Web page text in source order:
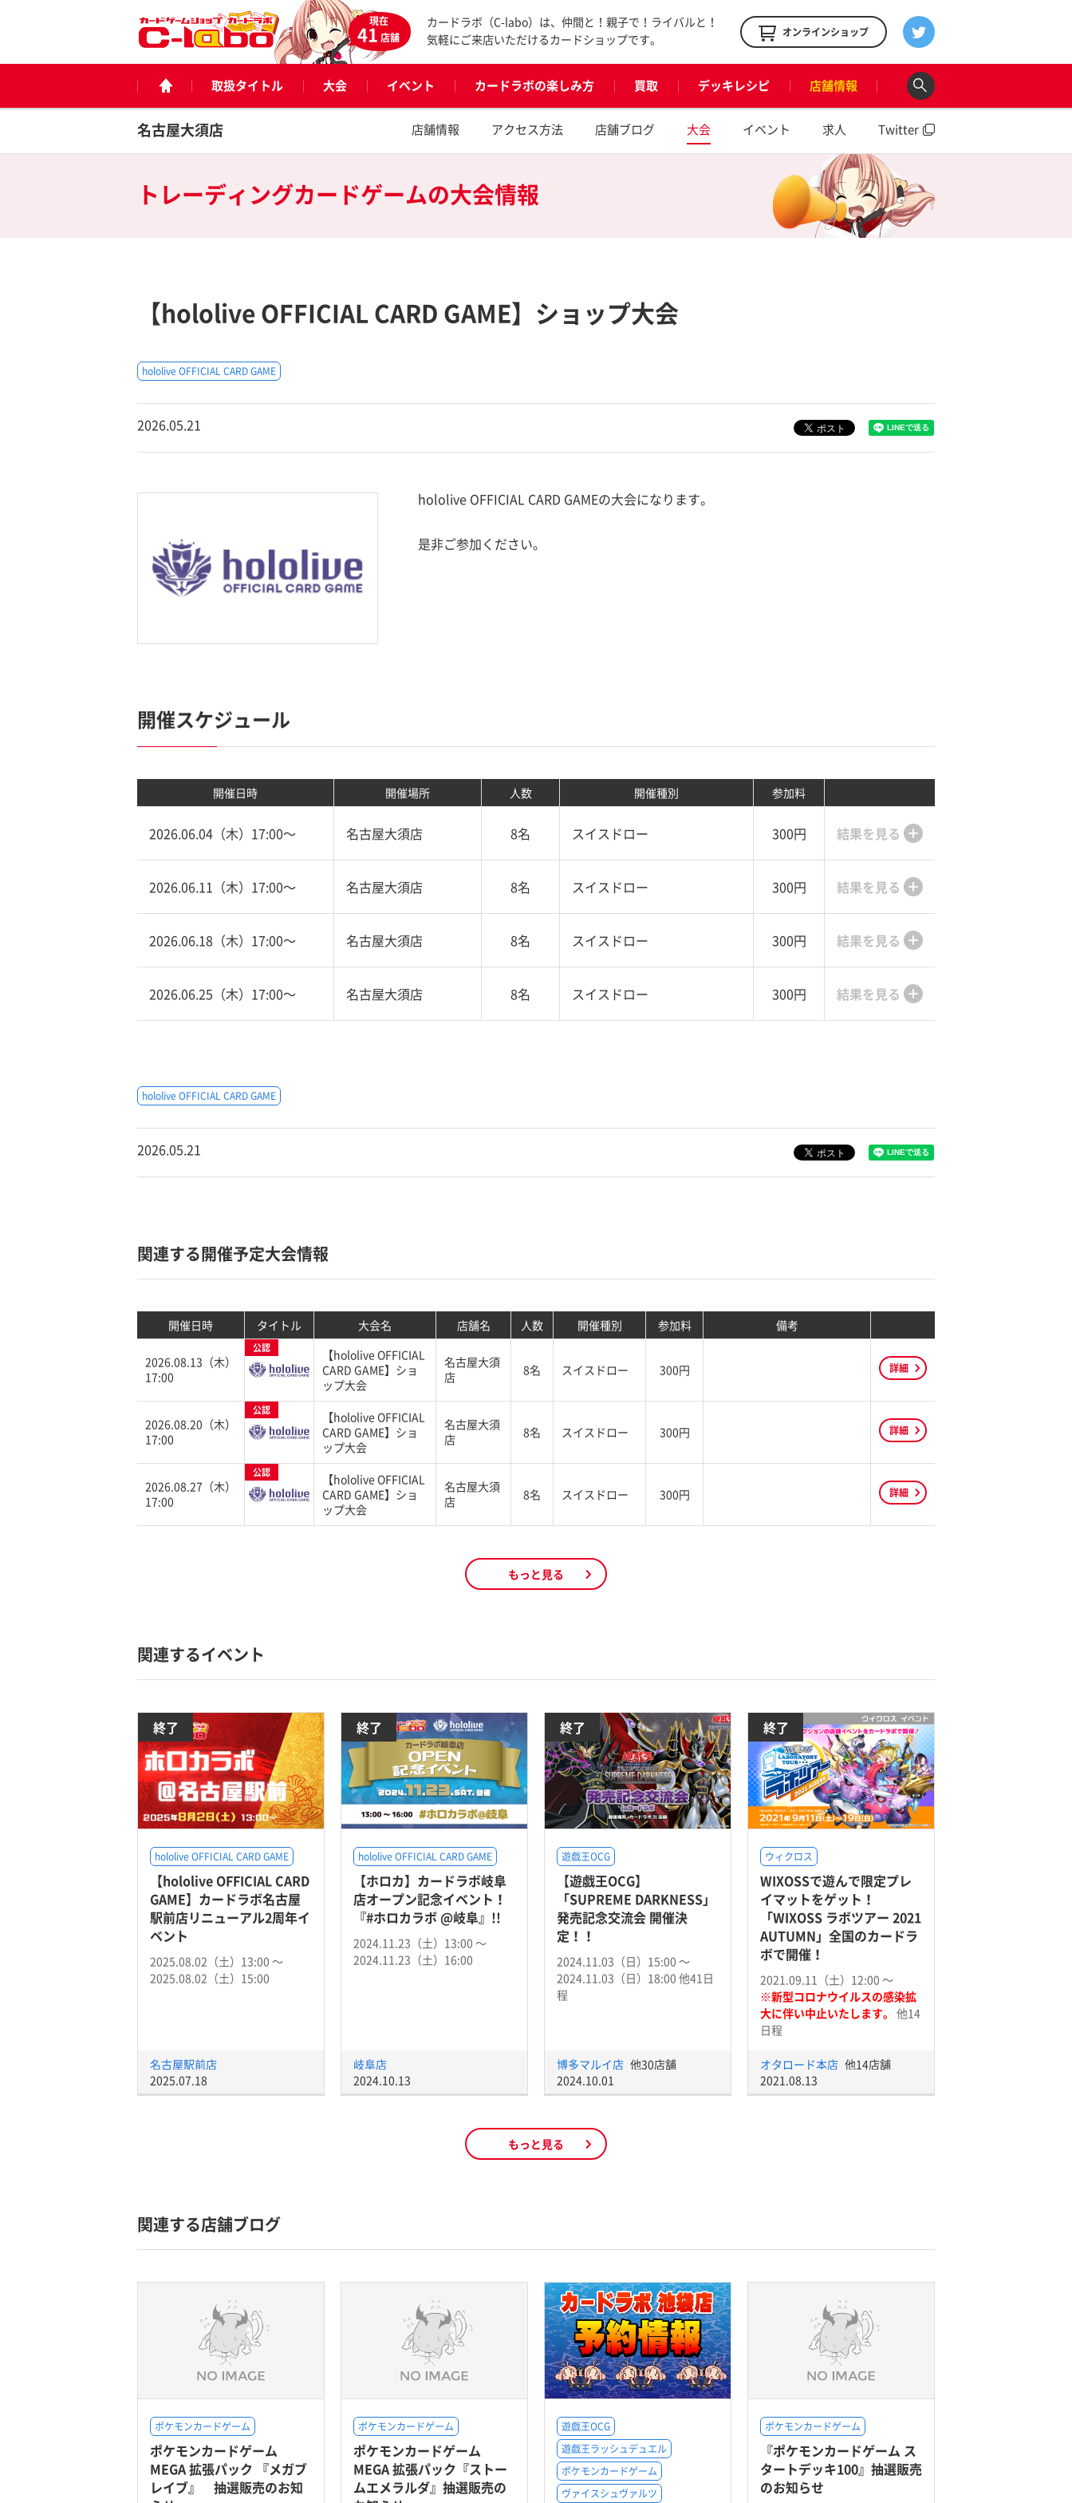
現在
41店舗
カードラボ（C-labo）は、仲間と！親子で！ライバルと！
気軽にご来店いただけるカードショップです。
オンラインショップ
取扱タイトル 大会 イベント カードラボの楽しみ方 買取 デッキレシピ 店舗情報
名古屋大須店 店舗情報 アクセス方法 店舗ブログ 大会 イベント 求人 Twitter
トレーディングカードゲームの大会情報
【hololive OFFICIAL CARD GAME】ショップ大会
hololive OFFICIAL CARD GAME
2026.05.21
hololive OFFICIAL CARD GAMEの大会になります。
是非ご参加ください。
開催スケジュール
開催日時 開催場所 人数 開催種別 参加料
2026.06.04（木）17:00〜 名古屋大須店 8名 スイスドロー 300円 結果を見る
2026.06.11（木）17:00〜 名古屋大須店 8名 スイスドロー 300円 結果を見る
2026.06.18（木）17:00〜 名古屋大須店 8名 スイスドロー 300円 結果を見る
2026.06.25（木）17:00〜 名古屋大須店 8名 スイスドロー 300円 結果を見る
hololive OFFICIAL CARD GAME
2026.05.21
関連する開催予定大会情報
開催日時 タイトル 大会名 店舗名 人数 開催種別 参加料 備考
2026.08.13（木）
17:00
公認
【hololive OFFICIAL
CARD GAME】ショ
ップ大会
名古屋大須
店
8名 スイスドロー 300円 詳細
2026.08.20（木）
17:00
公認
【hololive OFFICIAL
CARD GAME】ショ
ップ大会
名古屋大須
店
8名 スイスドロー 300円 詳細
2026.08.27（木）
17:00
公認
【hololive OFFICIAL
CARD GAME】ショ
ップ大会
名古屋大須
店
8名 スイスドロー 300円 詳細
もっと見る
関連するイベント
終了
hololive OFFICIAL CARD GAME
【hololive OFFICIAL CARD
GAME】カードラボ名古屋
駅前店リニューアル2周年イ
ベント
2025.08.02（土）13:00 〜
2025.08.02（土）15:00
名古屋駅前店
2025.07.18
終了
hololive OFFICIAL CARD GAME
【ホロカ】カードラボ岐阜
店オープン記念イベント！
『#ホロカラボ @岐阜』!!
2024.11.23（土）13:00 〜
2024.11.23（土）16:00
岐阜店
2024.10.13
終了
遊戯王OCG
【遊戯王OCG】
「SUPREME DARKNESS」
発売記念交流会 開催決
定！！
2024.11.03（日）15:00 〜
2024.11.03（日）18:00 他41日
程
博多マルイ店 他30店舗
2024.10.01
終了
ウィクロス
WIXOSSで遊んで限定プレ
イマットをゲット！
「WIXOSS ラボツアー 2021
AUTUMN」全国のカードラ
ボで開催！
2021.09.11（土）12:00 〜
※新型コロナウイルスの感染拡
大に伴い中止いたします。 他14
日程
オタロード本店 他14店舗
2021.08.13
もっと見る
関連する店舗ブログ
ポケモンカードゲーム
ポケモンカードゲーム
MEGA 拡張パック 『メガブ
レイブ』 抽選販売のお知
ポケモンカードゲーム
ポケモンカードゲーム
MEGA 拡張パック『ストー
ムエメラルダ』抽選販売の
遊戯王OCG
遊戯王ラッシュデュエル
ポケモンカードゲーム
ヴァイスシュヴァルツ
ポケモンカードゲーム
『ポケモンカードゲーム ス
タートデッキ100』抽選販売
のお知らせ